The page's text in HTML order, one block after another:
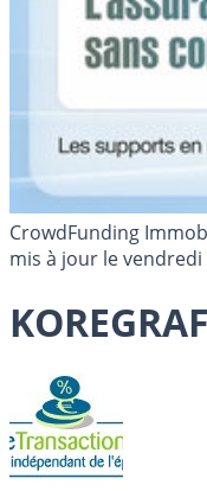
CrowdFunding
mis à jour levendredi
KOREGRAF